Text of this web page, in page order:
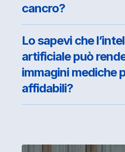
cancro?
Lo sapevi che
artificiale può
immagini mediche
affidabili?